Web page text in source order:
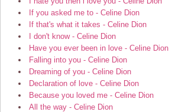
If you asked me to - Celine Dion
If that's what it takes - Celine Dion
I don't know - Celine Dion
Have you ever been in love - Celine Dion
Falling into you - Celine Dion
Dreaming of you - Celine Dion
Declaration of love - Celine Dion
Because you loved me - Celine Dion
All the way - Celine Dion